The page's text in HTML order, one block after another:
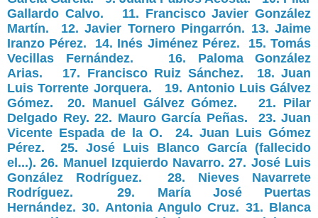
Gallardo Calvo.
11. Francisco Javier González
Martín.
12. Javier Tornero Pingarrón. 13. Jaime
Iranzo Pérez.
14. Inés Jiménez Pérez.
15. Tomás
Vecillas Fernández.
16. Paloma González
Arias.
17. Francisco Ruiz Sánchez.
18. Juan
Luis Torrente Jorquera.
19. Antonio Luis Gálvez
Gómez.
20. Manuel Gálvez Gómez.
21. Pilar
Delgado Rey. 22. Mauro García Peñas.
23. Juan
Vicente Espada de la O.
24. Juan Luis Gómez
Pérez.
25. José Luis Blanco García (fallecido
el...). 26. Manuel Izquierdo Navarro. 27. José Luis
González Rodríguez.
28. Nieves Navarrete
Rodríguez.
29. María José Puertas
Hernández. 30. Antonia Angulo Cruz. 31. Blanca